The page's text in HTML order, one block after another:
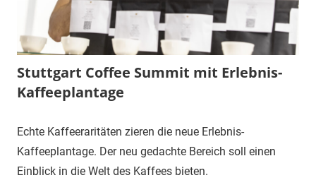
Stuttgart Coffee Summit mit Erlebnis-
Kaffeeplantage
Echte Kaffeeraritäten zieren die neue Erlebnis-
Kaffeeplantage. Der neu gedachte Bereich soll einen
Einblick in die Welt des Kaffees bieten.